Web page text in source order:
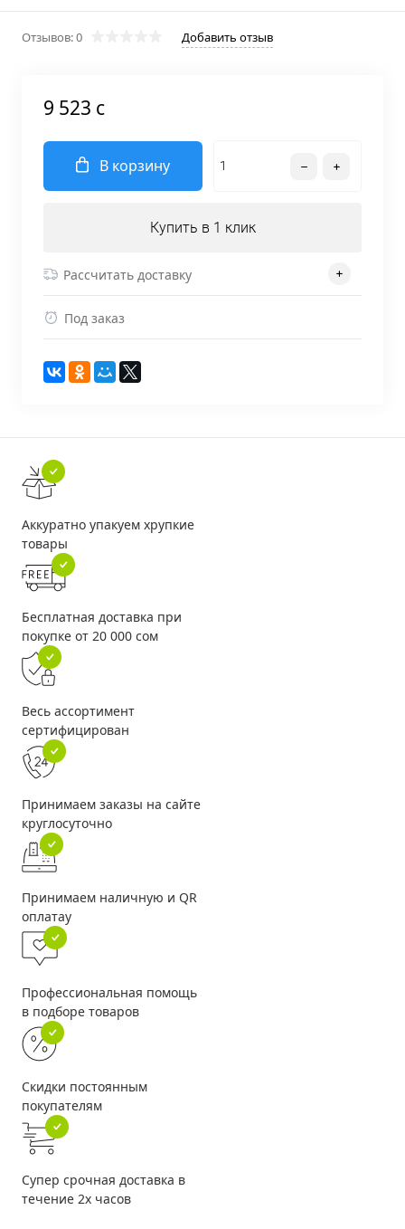
Отзывов: 0 Добавить отзыв
9 523 c
В корзину
Купить в 1 клик
Рассчитать доставку
Под заказ
Аккуратно упакуем хрупкие
товары
Бесплатная доставка при
покупке от 20 000 сом
Весь ассортимент
сертифицирован
Принимаем заказы на сайте
круглосуточно
Принимаем наличную и QR
оплатау
Профессиональная помощь
в подборе товаров
Скидки постоянным
покупателям
Супер срочная доставка в
течение 2х часов